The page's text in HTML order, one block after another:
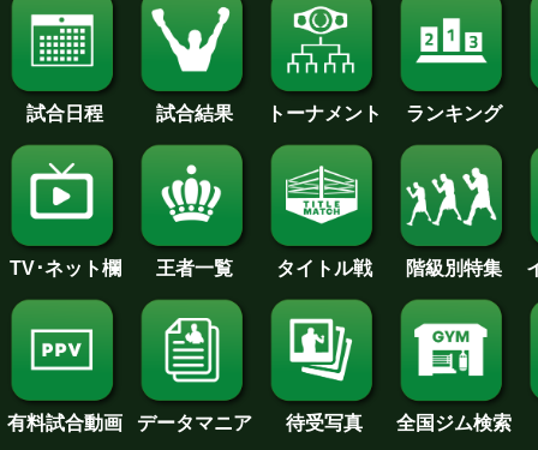
試合日程 試合結果 トーナメント ランキング
TV･ネット欄 王者一覧 タイトル戦 階級別特集
有料試合動画 データマニア 待受写真 全国ジム検索